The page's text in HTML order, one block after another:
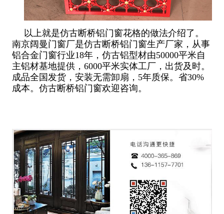
以上就是仿古断桥铝门窗花格的做法介绍了。
南京阔曼门窗厂是仿古断桥铝门窗生产厂家，从事
铝合金门窗行业18年，仿古铝型材由50000平米自
主铝材基地提供，6000平米实体工厂，出货及时。
成品全国发货，安装无需卸扇，5年质保。省30%
成本。仿古断桥铝门窗欢迎咨询。